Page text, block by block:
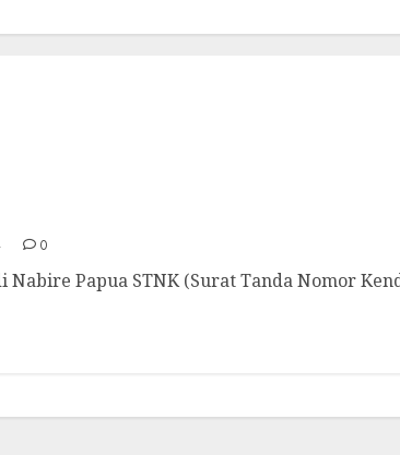
0
Nabire Papua STNK (Surat Tanda Nomor